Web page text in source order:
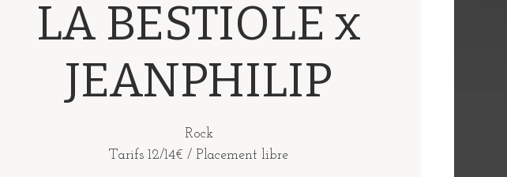
LA BESTIOLE x
JEANPHILIP
Rock
Tarifs 12/14€ / Placement libre